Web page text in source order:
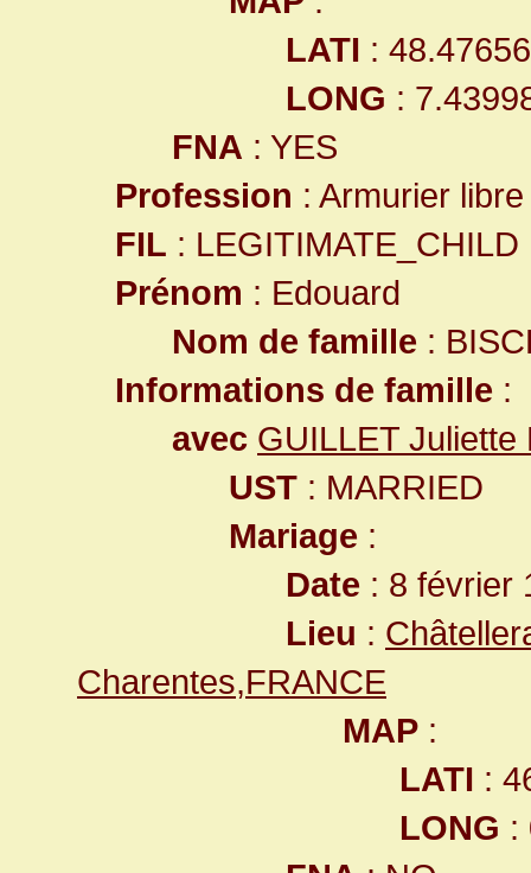
LATI :
LONG :
FNA : YES
Profession : Armurier
FIL : LEGITIMATE_CHILD
Prénom : Edouard
Nom de famille :
Informations de famille :
avec GUILLET Juliette
UST : MARRIED
Mariage :
Date : 8 février
Lieu :
Charentes,FRANCE
MAP :
LATI :
LONG :